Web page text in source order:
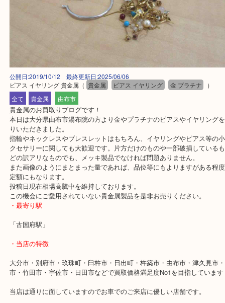
公開日:2019/10/12 最終更新日:2025/06/06
ピアス イヤリング 貴金属（ 貴金属 ピアス イヤリング 金 プラチナ
全て
貴金属 由布市
貴金属のお買取りブログです！
本日は大分県由布市湯布院の方より金やプラチナのピアスやイヤリ
りいただきました。
指輪やネックレスやブレスレットはもちろん、イヤリングやピアス
クセサリーに関しても大歓迎です。片方だけのものや一部破損して
また画像のようにまとまった量であれば、品位等にもよりますがあ
投稿日現在相場高騰中を維持しております。
この機会にご愛用されていない貴金属製品を是非お売りください。
・最寄り駅
「古国府駅」